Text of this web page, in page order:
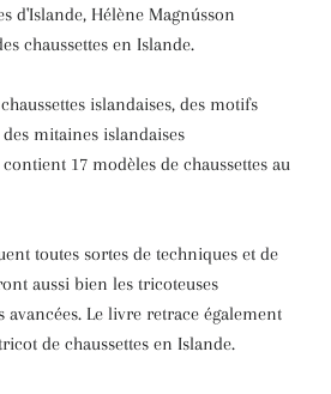
d'Islande, Hélène Magnússon
chaussettes en Islande.
islandaises, des motifs
mitaines islandaises
17 modèles de chaussettes au
toutes sortes de techniques et de
aussi bien les tricoteuses
avancées. Le livre retrace également
de chaussettes en Islande.